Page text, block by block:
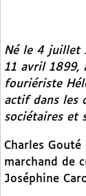
Né le 4 juillet
11 avril 1899,
fouriériste
actif dans les
sociétaires et
Charles
marchand de
Joséphine